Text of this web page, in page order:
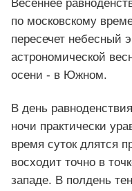
Весеннее
по московскому
пересечет небесный
астрономической
осени - в Южном.
В день
ночи практически
время суток длятся
восходит точно в
западе. В полдень